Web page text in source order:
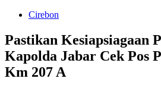
Cirebon
Pastikan Kesiapsiagaan
Kapolda Jabar Cek Pos
Km 207 A